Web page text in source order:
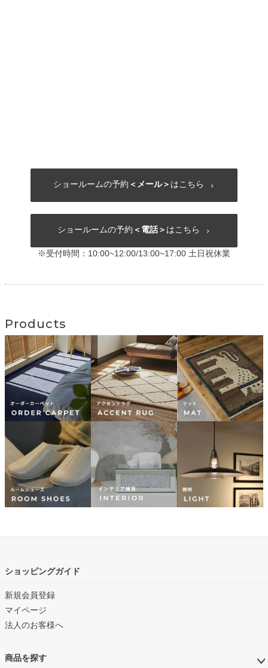
ショールームの予約 ＜メール＞ はこちら
ショールームの予約 ＜電話＞ はこちら
※受付時間：10:00~12:00/13:00~17:00 土日祝休業
Products
ショッピングガイド
新規会員登録
マイページ
法人のお客様へ
商品を探す